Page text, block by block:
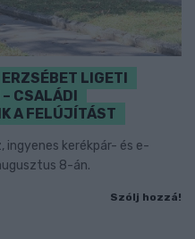
LIGETI
CSALÁDI
A FELÚJÍTÁST
ingyenes kerékpár- és e-
8-án.
Szólj hozzá!